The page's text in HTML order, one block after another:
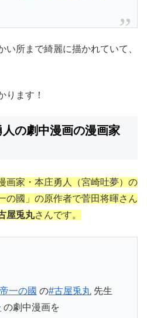
所まで綺麗に描かれていて、
ります！
の劇中漫画の漫画家
画家・本庄勇人（宮崎吐夢）の
の國」の原作者で菅田将暉さん
屋兎丸さんです。
一の國 の#古屋兎丸先生
の劇中漫画を